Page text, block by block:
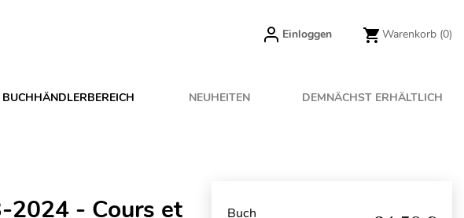
Einloggen Warenkorb (0)
BUCHHÄNDLERBEREICH NEUHEITEN DEMNÄCHST ERHÄLTLICH
2024 - Cours et
Buch